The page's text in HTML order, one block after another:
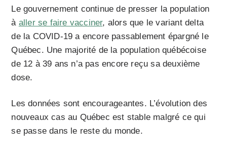
Le gouvernement continue de presser la population
à aller se faire vacciner, alors que le variant delta
de la COVID-19 a encore passablement épargné le
Québec. Une majorité de la population québécoise
de 12 à 39 ans n’a pas encore reçu sa deuxième
dose.
Les données sont encourageantes. L’évolution des
nouveaux cas au Québec est stable malgré ce qui
se passe dans le reste du monde.